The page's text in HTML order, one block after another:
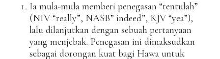
Ia mula-mula memberi penegasan “tentulah”
(NIV “really”, NASB” indeed”, KJV “yea”),
lalu dilanjutkan dengan sebuah pertanyaan
yang menjebak. Penegasan ini dimaksudkan
sebagai dorongan kuat bagi Hawa untuk